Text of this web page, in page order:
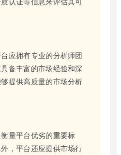
应拥有专业的分析师团
备丰富的市场经验和深
提供高质量的市场分析
量平台优劣的重要标
，平台还应提供市场行